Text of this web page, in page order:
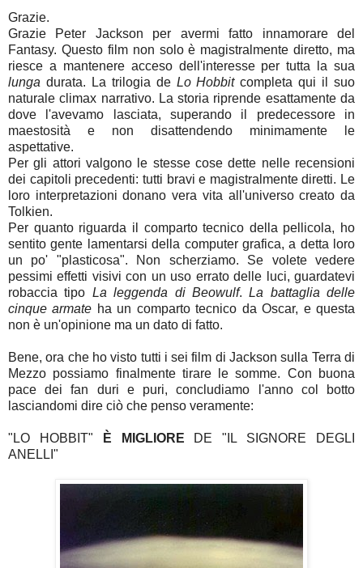
Grazie.
Grazie Peter Jackson per avermi fatto innamorare del
Fantasy. Questo film non solo è magistralmente diretto, ma
riesce a mantenere acceso dell'interesse per tutta la sua
lunga durata. La trilogia de Lo Hobbitcompleta qui il suo
naturale climax narrativo. La storia riprende esattamente da
dove l'avevamo lasciata, superando il predecessore in
maestosità e non disattendendo minimamente le
aspettative.
Per gli attori valgono le stesse cose dette nelle recensioni
dei capitoli precedenti: tutti bravi e magistralmente diretti. Le
loro interpretazioni donano vera vita all'universo creato da
Tolkien.
Per quanto riguarda il comparto tecnico della pellicola, ho
sentito gente lamentarsi della computer grafica, a detta loro
un po' "plasticosa". Non scherziamo. Se volete vedere
pessimi effetti visivi con un uso errato delle luci, guardatevi
robaccia tipo La leggenda di Beowulf.La battaglia delle
cinque armate ha un comparto tecnico da Oscar, e questa
non è un'opinione ma un dato di fatto.
Bene, ora che ho visto tutti i sei film di Jackson sulla Terra di
Mezzo possiamo finalmente tirare le somme. Con buona
pace dei fan duri e puri, concludiamo l'anno col botto
lasciandomi dire ciò che penso veramente:
"LO HOBBIT" È MIGLIORE DE "IL SIGNORE DEGLI
ANELLI"